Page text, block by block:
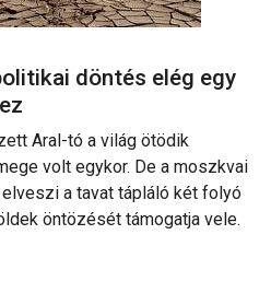
döntés elég egy
Aral-tó a világ ötödik
volt egykor. De a moszkvai
a tavat tápláló két folyó
öntözését támogatja vele.